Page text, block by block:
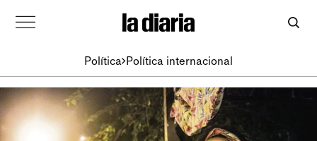
Política Política internacional